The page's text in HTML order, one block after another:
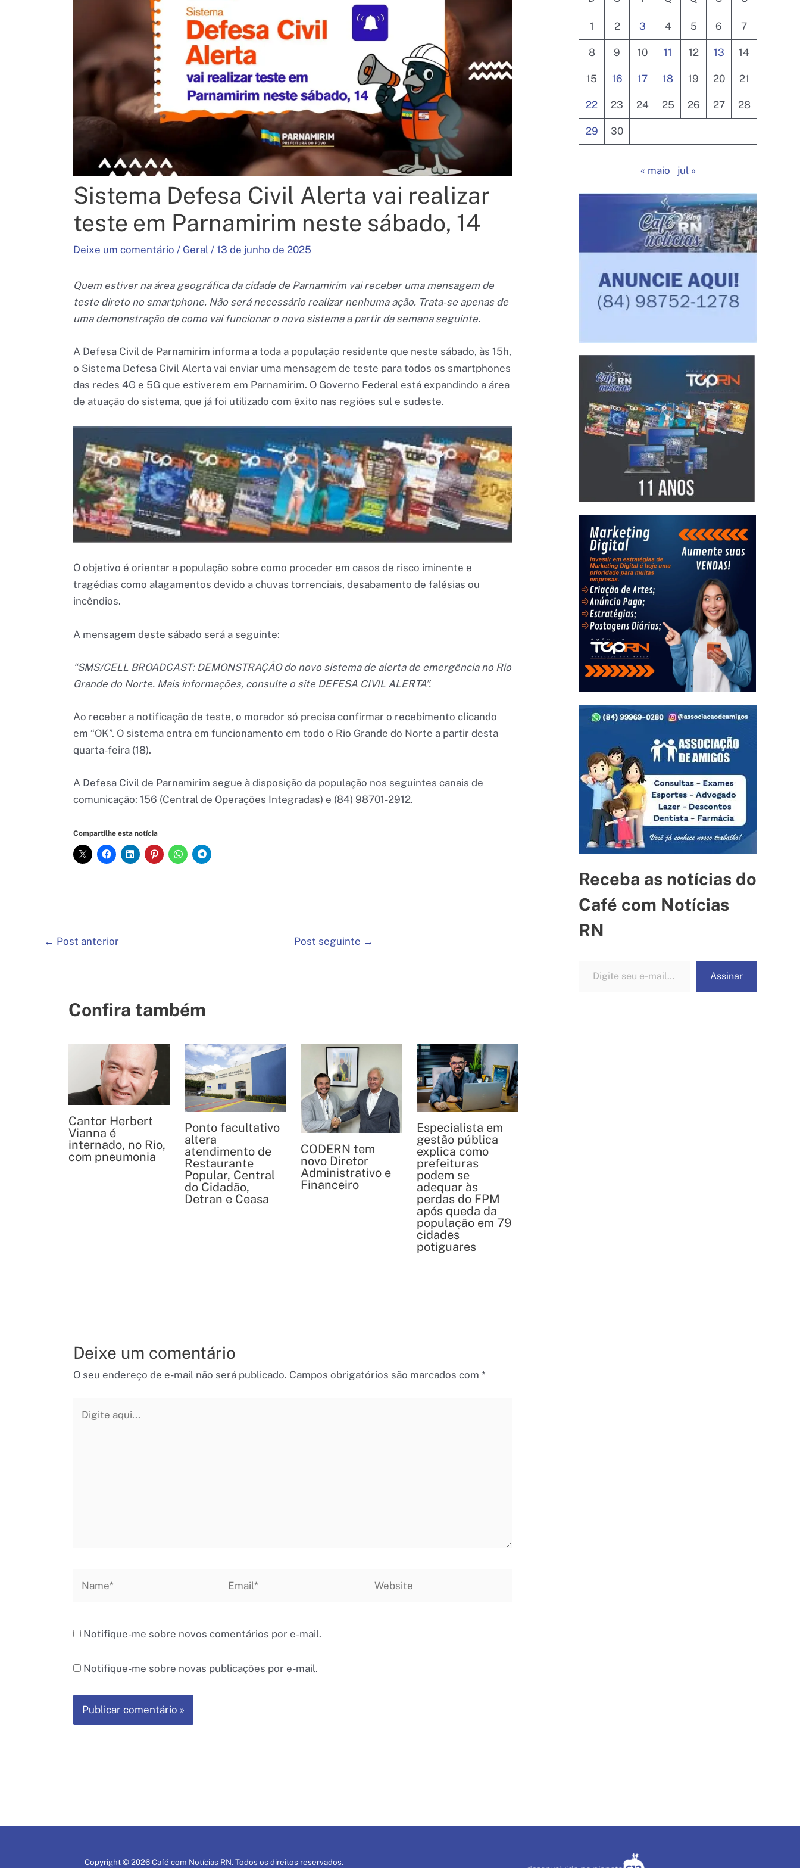
Sistema Defesa Civil Alerta vai realizar
teste em Parnamirim neste sábado, 14
Deixe um comentário / Geral / 13 de junho de 2025
Quem estiver na área geográfica da cidade de Parnamirim vai receber uma mensagem de
teste direto no smartphone. Não será necessário realizar nenhuma ação. Trata-se apenas de
uma demonstração de como vai funcionar o novo sistema a partir da semana seguinte.
A Defesa Civil de Parnamirim informa a toda a população residente que neste sábado, às 15h,
o Sistema Defesa Civil Alerta vai enviar uma mensagem de teste para todos os smartphones
das redes 4G e 5G que estiverem em Parnamirim. O Governo Federal está expandindo a área
de atuação do sistema, que já foi utilizado com êxito nas regiões sul e sudeste.
O objetivo é orientar a população sobre como proceder em casos de risco iminente e
tragédias como alagamentos devido a chuvas torrenciais, desabamento de falésias ou
incêndios.
A mensagem deste sábado será a seguinte:
“SMS/CELL BROADCAST: DEMONSTRAÇÃO do novo sistema de alerta de emergência no Rio
Grande do Norte. Mais informações, consulte o site DEFESA CIVIL ALERTA”.
Ao receber a notificação de teste, o morador só precisa confirmar o recebimento clicando
em “OK”. O sistema entra em funcionamento em todo o Rio Grande do Norte a partir desta
quarta-feira (18).
A Defesa Civil de Parnamirim segue à disposição da população nos seguintes canais de
comunicação: 156 (Central de Operações Integradas) e (84) 98701-2912.
Compartilhe esta notícia
← Post anterior Post seguinte →
Confira também
Cantor Herbert
Vianna é
internado, no Rio,
com pneumonia
Ponto facultativo
altera
atendimento de
Restaurante
Popular, Central
do Cidadão,
Detran e Ceasa
CODERN tem
novo Diretor
Administrativo e
Financeiro
Especialista em
gestão pública
explica como
prefeituras
podem se
adequar às
perdas do FPM
após queda da
população em 79
cidades
potiguares
Deixe um comentário
O seu endereço de e-mail não será publicado. Campos obrigatórios são marcados com *
aqui...
Notifique-me sobre novos comentários por e-mail.
Notifique-me sobre novas publicações por e-mail.
1 2 3 4 5 6 7
8 9 10 11 12 13 14
15 16 17 18 19 20 21
22 23 24 25 26 27 28
29 30
« maio jul »
Receba as notícias do
Café com Notícias
RN
Assinar
Copyright © 2026 Café com Notícias RN. Todos os direitos reservados.